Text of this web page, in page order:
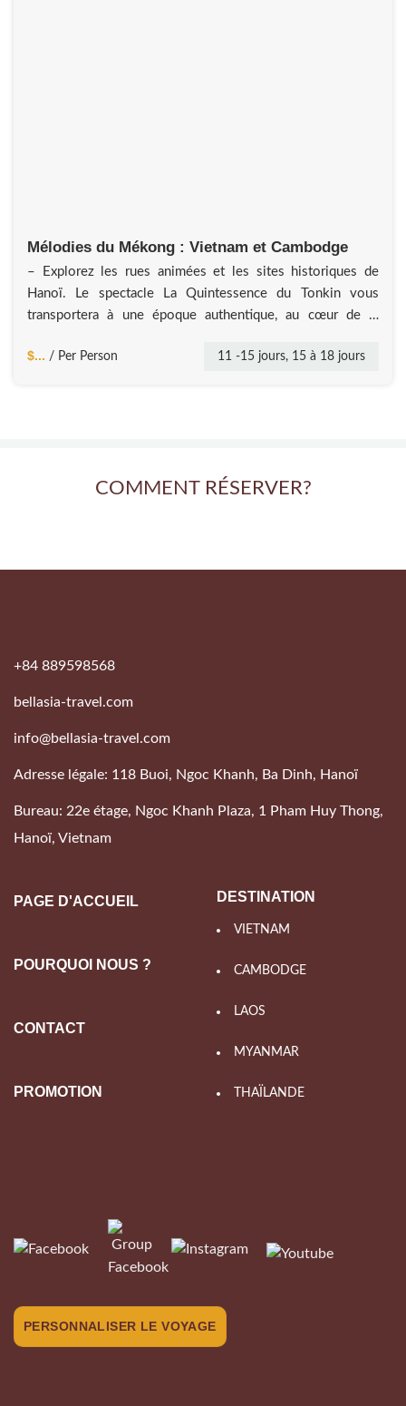
Mélodies du Mékong : Vietnam et Cambodge
– Explorez les rues animées et les sites historiques de
Hanoï. Le spectacle La Quintessence du Tonkin vous
transportera à une époque authentique, au cœur de la
époustouflants de Ninh Binh et de la baie d’Halong, avec
$... / Per Person 11 -15 jours, 15 à 18 jours
COMMENT RÉSERVER?
+84 889598568
bellasia-travel.com
info@bellasia-travel.com
Adresse légale: 118 Buoi, Ngoc Khanh, Ba Dinh, Hanoï
Bureau: 22e étage, Ngoc Khanh Plaza, 1 Pham Huy Thong,
Hanoï, Vietnam
PAGE D'ACCUEIL
POURQUOI NOUS ?
CONTACT
PROMOTION
DESTINATION
VIETNAM
CAMBODGE
LAOS
MYANMAR
THAÏLANDE
PERSONNALISER LE VOYAGE